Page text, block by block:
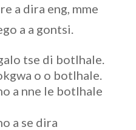
a dira eng, mme
a a gontsi.
tse di botlhale.
o o botlhale.
a nne le botlhale
a se dira